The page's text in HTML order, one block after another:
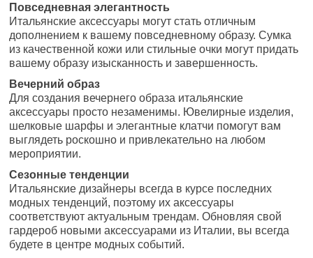
Повседневная элегантность
Итальянские аксессуары могут стать отличным
дополнением к вашему повседневному образу. Сумка
из качественной кожи или стильные очки могут придать
вашему образу изысканность и завершенность.
Вечерний образ
Для создания вечернего образа итальянские
аксессуары просто незаменимы. Ювелирные изделия,
шелковые шарфы и элегантные клатчи помогут вам
выглядеть роскошно и привлекательно на любом
мероприятии.
Сезонные тенденции
Итальянские дизайнеры всегда в курсе последних
модных тенденций, поэтому их аксессуары
соответствуют актуальным трендам. Обновляя свой
гардероб новыми аксессуарами из Италии, вы всегда
будете в центре модных событий.